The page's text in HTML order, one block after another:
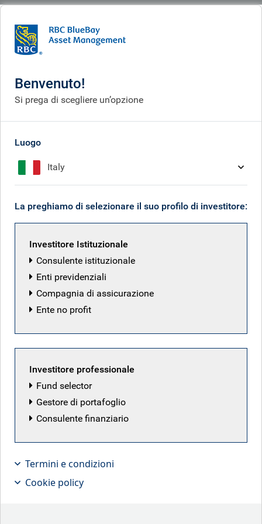
What we think
I mercati si disconnettono
dalla realtà sul campo
Apr 24, 2026
Mark Dowding
Mercati stabili nonostante lo stallo in
Medio Oriente
Benvenuto!
Si prega di scegliere un’opzione
Luogo
Italy
La preghiamo di selezionare il suo profilo di investitore:
Investitore Istituzionale
Consulente istituzionale
Enti previdenziali
Compagnia di assicurazione
Ente no profit
Investitore professionale
Fund selector
Gestore di portafoglio
Consulente finanziario
Termini e condizioni
Cookie policy